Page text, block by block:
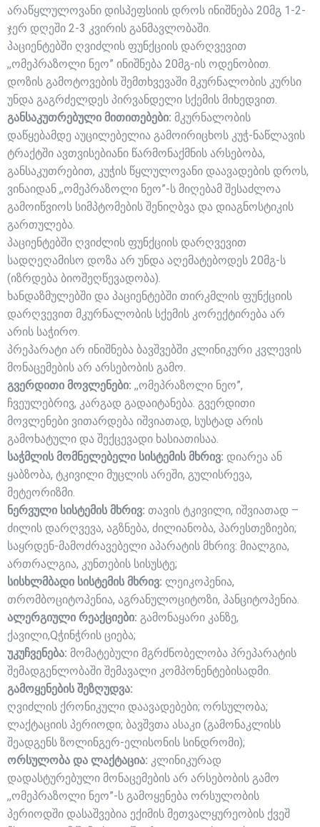
არაწყლულოვანი დისპეფსიის დროს ინიშნება 20მგ 1-2-
ჯერ დღეში 2-3 კვირის განმავლობაში.
პაციენტებში ღვიძლის ფუნქციის დარღვევით
,,ომეპრაზოლი ნეო” ინიშნება 20მგ-ის ოდენობით.
დოზის გამოტოვების შემთხვევაში მკურნალობის კურსი
უნდა გაგრძელდეს პირვანდელი სქემის მიხედვით.
განსაკუთრებული მითითებები: მკურნალობის
დაწყებამდე აუცილებელია გამოირიცხოს კუჭ-ნაწლავის
ტრაქტში ავთვისებიანი წარმონაქმნის არსებობა,
განსაკუთრებით, კუჭის წყლულოვანი დაავადების დროს,
ვინაიდან ,,ომეპრაზოლი ნეო”-ს მიღებამ შესაძლოა
გამოიწვიოს სიმპტომების შენიღბვა და დიაგნოსტიკის
გართულება.
პაციენტებში ღვიძლის ფუნქციის დარღვევით
სადღეღამისო დოზა არ უნდა აღემატებოდეს 20მგ-ს
(იზრდება ბიოშეღწევადობა).
ხანდაზმულებში და პაციენტებში თირკმლის ფუნქციის
დარღვევით მკურნალობის სქემის კორექტირება არ
არის საჭირო.
პრეპარატი არ ინიშნება ბავშვებში კლინიკური კვლევის
მონაცემების არ არსებობის გამო.
გვერდითი მოვლენები: ,,ომეპრაზოლი ნეო”,
ჩვეულებრივ, კარგად გადაიტანება. გვერდითი
მოვლენები ვითარდება იშვიათად, სუსტად არის
გამოხატული და შექცევადი ხასიათისაა.
საჭმლის მომნელებელი სისტემის მხრივ: დიარეა ან
ყაბზობა, ტკივილი მუცლის არეში, გულისრევა,
მეტეორიზმი.
ნერვული სისტემის მხრივ: თავის ტკივილი, იშვიათად –
ძილის დარღვევა, აგზნება, ძილიანობა, პარესთეზიები;
საყრდენ-მამოძრავებელი აპარატის მხრივ: მიალგია,
ართრალგია, კუნთების სისუსტე;
სისხლმბადი სისტემის მხრივ: ლეიკოპენია,
თრომბოციტოპენია, აგრანულოციტოზი, პანციტოპენია.
ალერგიული რეაქციები: გამონაყარი კანზე,
ქავილი,Qჭინჭრის ციება;
უკუჩვენება: მომატებული მგრძნობელობა პრეპარატის
შემადგენლობაში შემავალი კომპონენტებისადმი.
გამოყენების შეზღუდვა:
ღვიძლის ქრონიკული დაავადებები; ორსულობა;
ლაქტაციის პერიოდი; ბავშვთა ასაკი (გამონაკლისს
შეადგენს ზოლინგერ-ელისონის სინდრომი);
ორსულობა და ლაქტაცია: კლინიკურად
დადასტურებული მონაცემების არ არსებობის გამო
,,ომეპრაზოლი ნეო”-ს გამოყენება ორსულობის
პერიოდში დასაშვებია ექიმის მეთვალყურეობის ქვეშ